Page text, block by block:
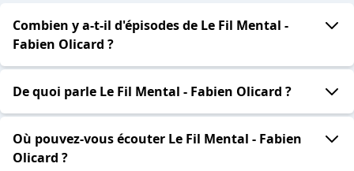
Combien y a-t-il d'épisodes de Le Fil Mental -
Fabien Olicard ?
De quoi parle Le Fil Mental - Fabien Olicard ?
Où pouvez-vous écouter Le Fil Mental - Fabien
Olicard ?